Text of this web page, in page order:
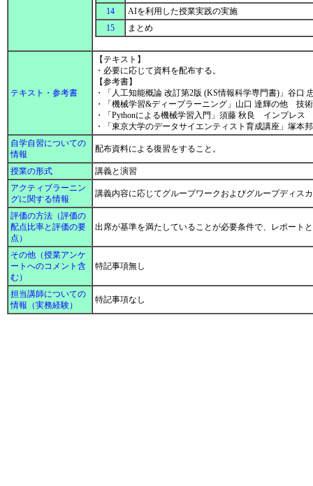
14
AIを利用した授業実践の実施
15
まとめ
テキスト・参考書
【テキスト】
・必要に応じて資料を配布する。
【参考書】
・「人工知能概論 改訂第2版 (KS情報科学専門書)」谷口
・「機械学習&ディープラーニング」山口 達輝の他 技
・「Pythonによる機械学習入門」須藤 秋良 インプレス
・「東京大学のデータサイエンティスト育成講座」塚
自学自習についての
情報
配布資料による復習をすること。
授業の形式
講義と演習
アクティブラーニン
グに関する情報
講義内容に応じてグループワークおよびグループディス
評価の方法（評価の
配点比率と評価の要
点）
出席が基準を満たしていることが必要条件で、レポート
その他（授業アンケ
ートへのコメント含
む）
特記事項無し
担当講師についての
情報（実務経験）
特記事項なし